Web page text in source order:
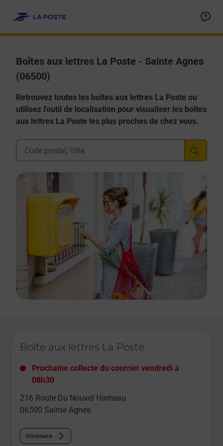
Boîtes aux lettres La Poste - Sainte Agnes
(06500)
Retrouvez toutes les boîtes aux lettres La Poste ou
utilisez l'outil de localisation pour visualiser les boîtes
aux lettres La Poste les plus proches de chez vous.
Ville, Département, Code Postal
Boîte aux lettres La Poste
Prochaine collecte du courrier vendredi à
08h30
216 Route Du Nouvel Hameau
06500 Sainte Agnes
Itinéraire